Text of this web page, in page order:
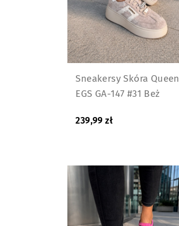
Sneakersy Skóra Queen
EGS GA-147 #31 Beż
239,99zł